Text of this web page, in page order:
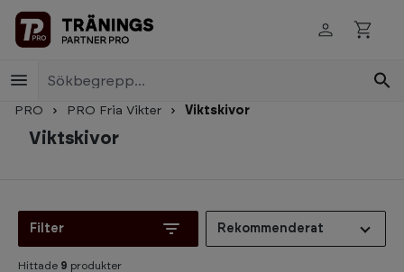
Skip to main content
PRO PRO Fria Vikter Viktskivor
Viktskivor
Filter Rekommenderat
Hittade 9 produkter